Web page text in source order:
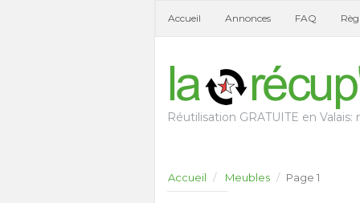
Accueil Annonces FAQ
Réutilisation GRATUITE en Valais:
Accueil Meubles Page 1